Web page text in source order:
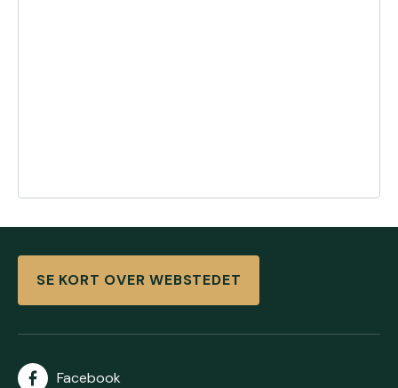
SE KORT OVER WEBSTEDET
Facebook